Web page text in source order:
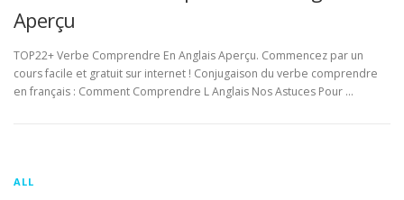
Aperçu
TOP22+ Verbe Comprendre En Anglais Aperçu. Commencez par un
cours facile et gratuit sur internet ! Conjugaison du verbe comprendre
en français : Comment Comprendre L Anglais Nos Astuces Pour …
ALL